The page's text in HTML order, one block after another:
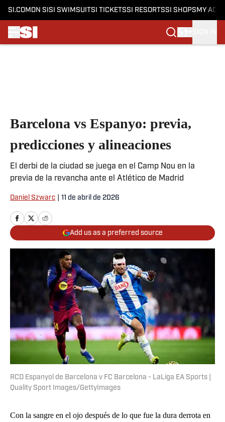
SI.COM ON SI SI SWIMSUITSI TICKETSSI RESORTSSI SHOPS MY
Barcelona vs Espanyo: previa,
predicciones y alineaciones
El derbi de la ciudad se juega en el Camp Nou en la
previa de la revancha ante el Atlético de Madrid
Daniel Szwarc 11 de abril de 2026
Add us as a preferred source
RCD Espanyol de Barcelona v FC Barcelona - LaLiga EA Sports |
Quality Sport Images/GettyImages
Con la sangre en el ojo después de lo que fue la dura derrota en